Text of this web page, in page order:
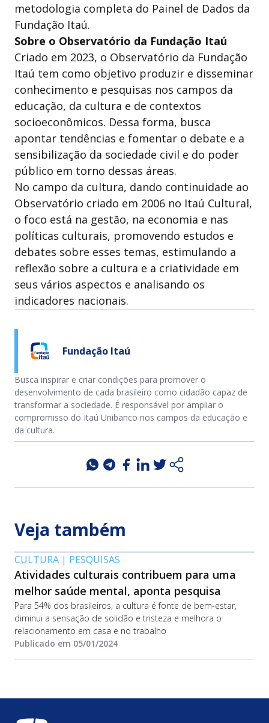
metodologia completa do Painel de Dados da
Fundação Itaú.
Sobre o Observatório da Fundação Itaú
Criado em 2023, o Observatório da Fundação
Itaú tem como objetivo produzir e disseminar
conhecimento e pesquisas nos campos da
educação, da cultura e de contextos
socioeconômicos. Dessa forma, busca
apontar tendências e fomentar o debate e a
sensibilização da sociedade civil e do poder
público em torno dessas áreas.
No campo da cultura, dando continuidade ao
Observatório criado em 2006 no Itaú Cultural,
o foco está na gestão, na economia e nas
políticas culturais, promovendo estudos e
debates sobre esses temas, estimulando a
reflexão sobre a cultura e a criatividade em
seus vários aspectos e analisando os
indicadores nacionais.
Fundação Itaú
Busca inspirar e criar condições para promover o
desenvolvimento de cada brasileiro como cidadão capaz de
transformar a sociedade. É responsável por ampliar o
compromisso do Itaú Unibanco nos campos da educação e
da cultura.
Veja também
CULTURA | PESQUISAS
Atividades culturais contribuem para uma
melhor saúde mental, aponta pesquisa
Para 54% dos brasileiros, a cultura é fonte de bem-estar,
diminui a sensação de solidão e tristeza e melhora o
relacionamento em casa e no trabalho
Publicado em 05/01/2024